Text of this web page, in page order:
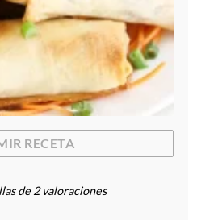
RECETA
de 2valoraciones